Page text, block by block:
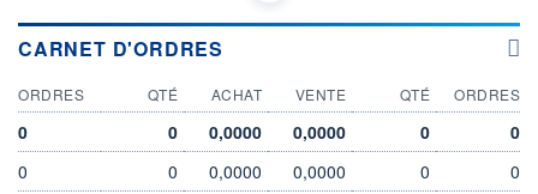
LU1931975152 - Amundi Luxembourg S.A.
SOUS-JACENT SOLACTIVE GOV BOND
Politique d'exécution
CARNET D'ORDRES
ORDRES QTÉ ACHAT VENTE QTÉ ORDRES
0 0 0,0000 0,0000 0
0
0
0 0,0000 0,0000 0
0